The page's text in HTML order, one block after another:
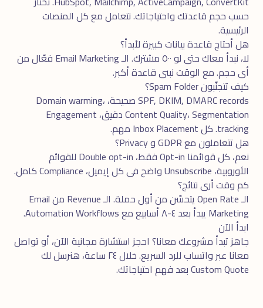
حسب حجم قاعدتك واحتياجاتك. نتعامل مع كل المنصات
الرئيسية.
هل أحتاج قاعدة بيانات كبيرة لأبدأ؟
لا، نبدأ معاك حتى لو ٥٠٠ مشترك. الـ Email Marketing فعّال من
أى حجم. مع الوقت نبنى قاعدة أكبر.
كيف تتجنّبون Spam Folder؟
SPF, DKIM, DMARC records صحيحة، Domain warming،
Content Quality، Segmentation دقيق، Engagement
tracking. كل Inbox Placement مهم.
هل تتعاملون مع GDPR و Privacy؟
نعم، كل قوائمنا Opt-in فقط، Double opt-in للقوائم
الأوروبية، Unsubscribe واضح فى كل إيميل، Compliance كامل.
كم وقت أرى نتائج؟
الـ Open Rate يتحسّن من أول حملة. الـ Revenue من Email
Marketing يبدأ بعد ٤-٨ أسابيع مع Automation Workflows.
ابدأ الآن
جاهز تبدأ مشروعك معانا؟ احجز استشارة مجانية الآن، أو تواصل
معانا عبر واتساب
للرد السريع. خلال ٢٤ ساعة، هنرسل لك
Custom Quote بعد فهم احتياجاتك.